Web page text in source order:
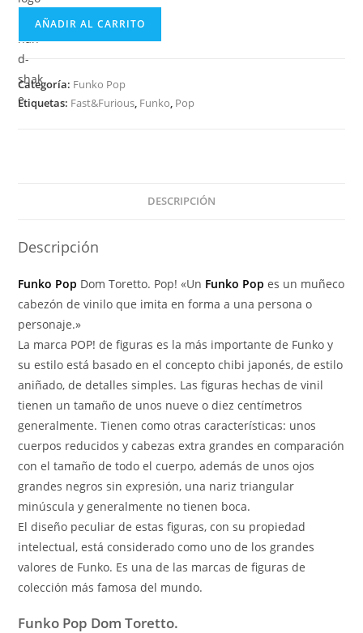
Funko
Movies
Fast
&
AÑADIR AL CARRITO
Categoría: Funko Pop
Etiquetas: Fast&Furious Funko Pop
DESCRIPCIÓN
Descripción
Funko Pop Dom Toretto. Pop! «Un Funko Pop es un muñeco
cabezón de vinilo que imita en forma a una persona o
personaje.»
La marca POP! de figuras es la más importante de Funko y
su estilo está basado en el concepto chibi japonés, de estilo
aniñado, de detalles simples. Las figuras hechas de vinil
tienen un tamaño de unos nueve o diez centímetros
generalmente. Tienen como otras características: unos
cuerpos reducidos y cabezas extra grandes en comparación
con el tamaño de todo el cuerpo, además de unos ojos
grandes negros sin expresión, una nariz triangular
minúscula y generalmente no tienen boca.
El diseño peculiar de estas figuras, con su propiedad
intelectual, está considerado como uno de los grandes
valores de Funko. Es una de las marcas de figuras de
colección más famosa del mundo.
Funko Pop Dom Toretto.